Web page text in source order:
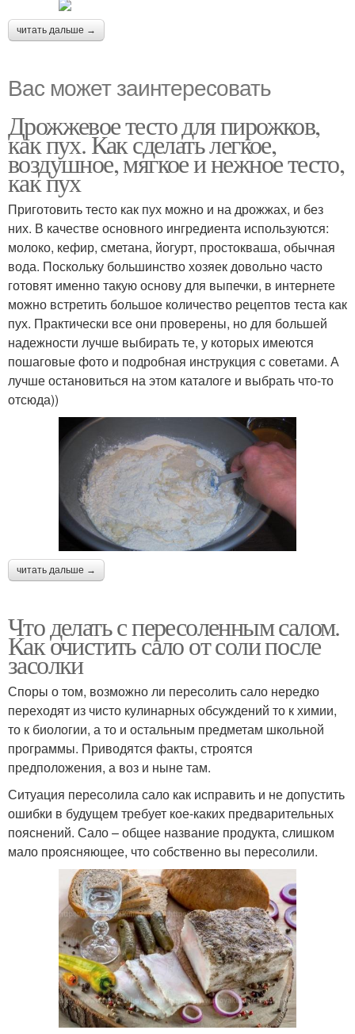
читать дальше →
Вас может заинтересовать
Дрожжевое тесто для пирожков,
как пух. Как сделать легкое,
воздушное, мягкое и нежное тесто,
как пух
Приготовить тесто как пух можно и на дрожжах, и без
них. В качестве основного ингредиента используются:
молоко, кефир, сметана, йогурт, простокваша, обычная
вода. Поскольку большинство хозяек довольно часто
готовят именно такую основу для выпечки, в интернете
можно встретить большое количество рецептов теста как
пух. Практически все они проверены, но для большей
надежности лучше выбирать те, у которых имеются
пошаговые фото и подробная инструкция с советами. А
лучше остановиться на этом каталоге и выбрать что-то
отсюда))
читать дальше →
Что делать с пересоленным салом.
Как очистить сало от соли после
засолки
Споры о том, возможно ли пересолить сало нередко
переходят из чисто кулинарных обсуждений то к химии,
то к биологии, а то и остальным предметам школьной
программы. Приводятся факты, строятся
предположения, а воз и ныне там.
Ситуация пересолила сало как исправить и не допустить
ошибки в будущем требует кое-каких предварительных
пояснений. Сало – общее название продукта, слишком
мало проясняющее, что собственно вы пересолили.